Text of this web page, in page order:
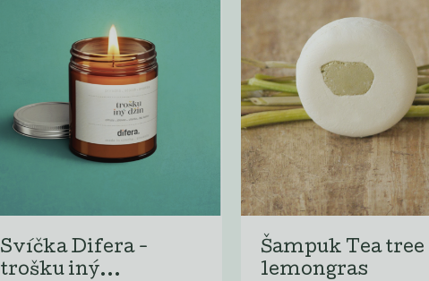
Svíčka Difera -
trošku iný...
Šampuk Tea tree
lemongras